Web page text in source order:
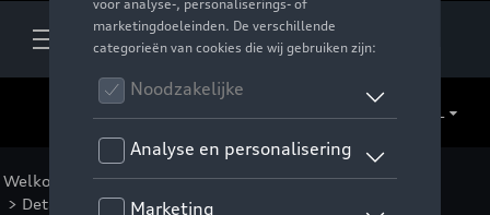
Welkom Voor u >F1 Collectie >Kleding >Mannen
> Detail